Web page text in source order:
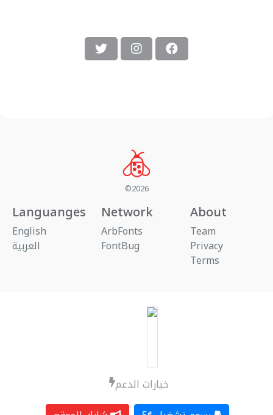
خيارات الدعم
©2026
Languanges
English
العربية
Network
ArbFonts
FontBug
About
Team
Privacy
Terms